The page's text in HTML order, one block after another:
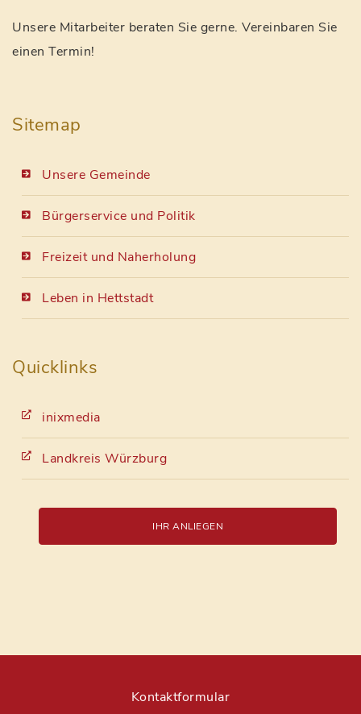
Unsere Mitarbeiter beraten Sie gerne. Vereinbaren Sie
einen Termin!
Sitemap
Unsere Gemeinde
Bürgerservice und Politik
Freizeit und Naherholung
Leben in Hettstadt
Quicklinks
inixmedia
Landkreis Würzburg
IHR ANLIEGEN
Kontaktformular